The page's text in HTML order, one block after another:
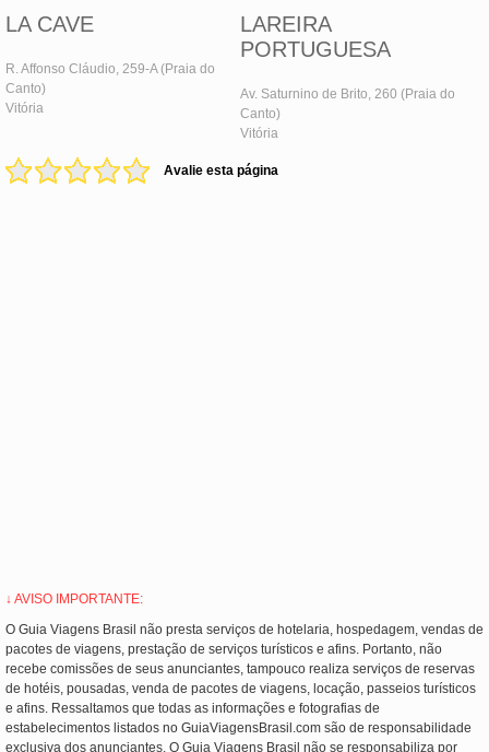
LA CAVE
R. Affonso Cláudio, 259-A (Praia do
Canto)
Vitória
LAREIRA
PORTUGUESA
Av. Saturnino de Brito, 260 (Praia do
Canto)
Vitória
Avalie esta página
↓ AVISO IMPORTANTE:
O Guia Viagens Brasil não presta serviços de hotelaria, hospedagem, vendas de
pacotes de viagens, prestação de serviços turísticos e afins. Portanto, não
recebe comissões de seus anunciantes, tampouco realiza serviços de reservas
de hotéis, pousadas, venda de pacotes de viagens, locação, passeios turísticos
e afins. Ressaltamos que todas as informações e fotografias de
estabelecimentos listados no GuiaViagensBrasil.com são de responsabilidade
exclusiva dos anunciantes. O Guia Viagens Brasil não se responsabiliza por